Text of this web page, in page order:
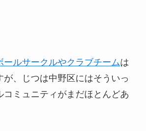
ールサークルやクラブチームは
が、じつは中野区にはそういっ
コミュニティがまだほとんどあ